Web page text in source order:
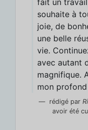
fait un
souhaite à
joie, de
une belle
vie.
avec autant
magnifique.
mon
rédigé par
avoir été